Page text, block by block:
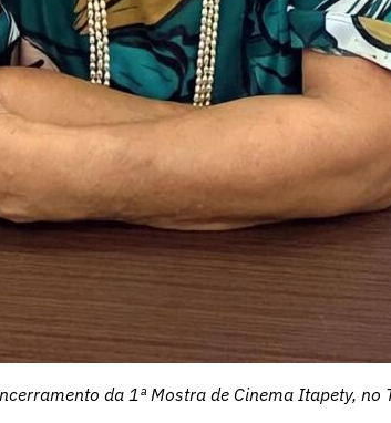
da 1ª Mostra de Cinema Itapety, no